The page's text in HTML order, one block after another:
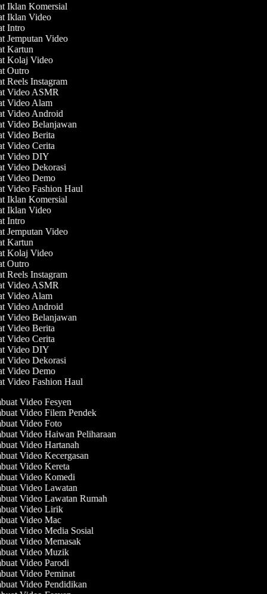
Iklan Komersial
Iklan Video
Intro
Jemputan Video
Kartun
Kolaj Video
Outro
Reels Instagram
Video ASMR
Video Alam
Video Android
Video Belanjawan
Video Berita
Video Cerita
Video DIY
Video Dekorasi
Video Demo
Video Fashion Haul
Iklan Komersial
Iklan Video
Intro
Jemputan Video
Kartun
Kolaj Video
Outro
Reels Instagram
Video ASMR
Video Alam
Video Android
Video Belanjawan
Video Berita
Video Cerita
Video DIY
Video Dekorasi
Video Demo
Video Fashion Haul
Video Fesyen
Video Filem Pendek
Video Foto
Video Haiwan Peliharaan
Video Hartanah
Video Kecergasan
Video Kereta
Video Komedi
Video Lawatan
Video Lawatan Rumah
Video Lirik
Video Mac
Video Media Sosial
Video Memasak
Video Muzik
Video Parodi
Video Peminat
Video Pendidikan